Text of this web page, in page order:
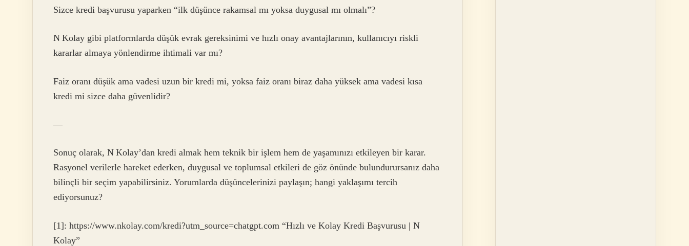
Sizce kredi başvurusu yaparken “ilk düşünce rakamsal mı yoksa duygusal mı olmalı”?
N Kolay gibi platformlarda düşük evrak gereksinimi ve hızlı onay avantajlarının, kullanıcıyı riskli
kararlar almaya yönlendirme ihtimali var mı?
Faiz oranı düşük ama vadesi uzun bir kredi mi, yoksa faiz oranı biraz daha yüksek ama vadesi kısa
kredi mi sizce daha güvenlidir?
—
Sonuç olarak, N Kolay’dan kredi almak hem teknik bir işlem hem de yaşamınızı etkileyen bir karar.
Rasyonel verilerle hareket ederken, duygusal ve toplumsal etkileri de göz önünde bulundurursanız daha
bilinçli bir seçim yapabilirsiniz. Yorumlarda düşüncelerinizi paylaşın; hangi yaklaşımı tercih
ediyorsunuz?
[1]: https://www.nkolay.com/kredi?utm_source=chatgpt.com “Hızlı ve Kolay Kredi Başvurusu | N
Kolay”